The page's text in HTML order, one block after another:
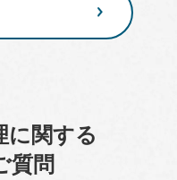
に関する
質問